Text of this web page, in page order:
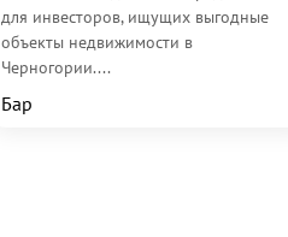
для инвесторов, ищущих выгодные
объекты недвижимости в
Черногории....
Бар